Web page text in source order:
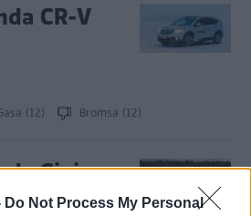
Do Not Process My Personal
CR-V
(12) Bromsa (12)
Civic